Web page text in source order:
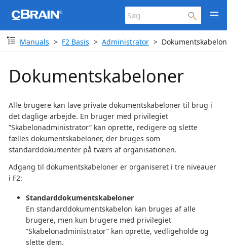
Manuals F2 Basis Administrator
Dokumentskabeloner
Alle brugere kan lave private dokumentskabeloner til brug i
det daglige arbejde. En bruger med privilegiet
”Skabelonadministrator” kan oprette, redigere og slette
fælles dokumentskabeloner, der bruges som
standarddokumenter på tværs af organisationen.
Adgang til dokumentskabeloner er organiseret i tre niveauer
i F2:
Standarddokumentskabeloner
En standarddokumentskabelon kan bruges af alle
brugere, men kun brugere med privilegiet
”Skabelonadministrator” kan oprette, vedligeholde og
slette dem.